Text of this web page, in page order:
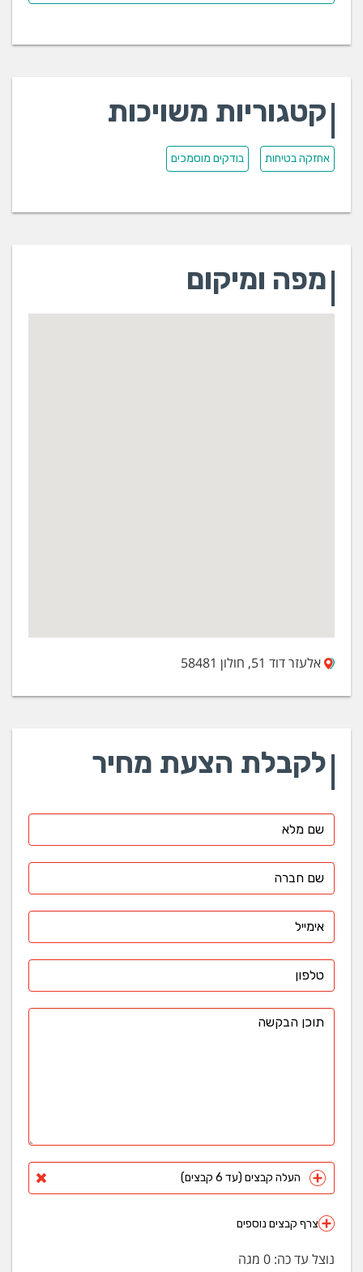
קטגוריות משויכות
אחזקה בטיחות בודקים מוסמכים
מפה ומיקום
אלעזר דוד 51, חולון 58481
לקבלת הצעת מחיר
העלה קבצים (עד 6 קבצים)
צרף קבצים נוספים
נוצל עד כה: 0 מגה